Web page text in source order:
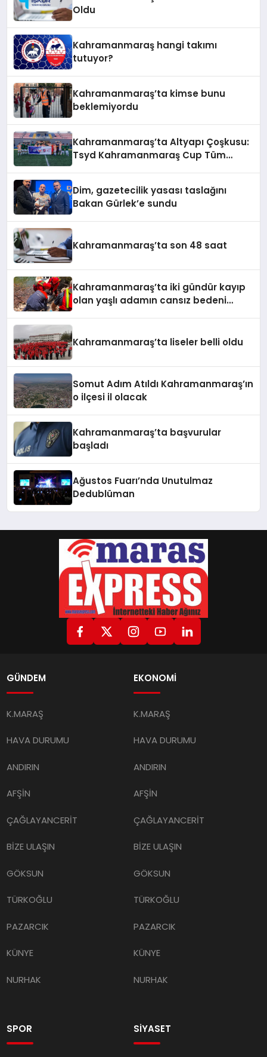
Oldu
Kahramanmaraş hangi takımı
tutuyor?
Kahramanmaraş’ta kimse bunu
beklemiyordu
Kahramanmaraş’ta Altyapı Çoşkusu:
Tsyd Kahramanmaraş Cup Tüm
Dim, gazetecilik yasası taslağını
Bakan Gürlek’e sundu
Kahramanmaraş’ta son 48 saat
Kahramanmaraş’ta iki gündür kayıp
olan yaşlı adamın cansız bedeni
Kahramanmaraş’ta liseler belli oldu
Somut Adım Atıldı Kahramanmaraş’ın
o ilçesi il olacak
Kahramanmaraş’ta başvurular
başladı
Ağustos Fuarı’nda Unutulmaz
Dedublüman
GÜNDEM
K.MARAŞ
HAVA DURUMU
ANDIRIN
AFŞİN
ÇAĞLAYANCERİT
BİZE ULAŞIN
GÖKSUN
TÜRKOĞLU
PAZARCIK
KÜNYE
NURHAK
EKONOMİ
K.MARAŞ
HAVA DURUMU
ANDIRIN
AFŞİN
ÇAĞLAYANCERİT
BİZE ULAŞIN
GÖKSUN
TÜRKOĞLU
PAZARCIK
KÜNYE
NURHAK
SPOR SİYASET